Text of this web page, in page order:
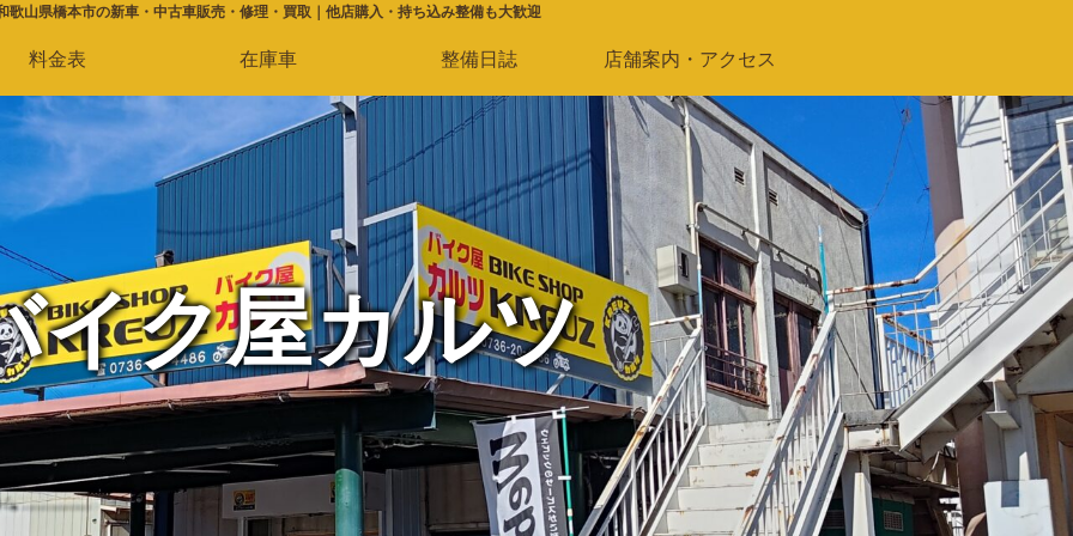
歌山県橋本市の新車・中古車販売・修理・買取｜他店購入・持ち込み整備も大歓迎
イク屋カルツ
料金表 在庫車 整備日誌 店舗案内・アクセス